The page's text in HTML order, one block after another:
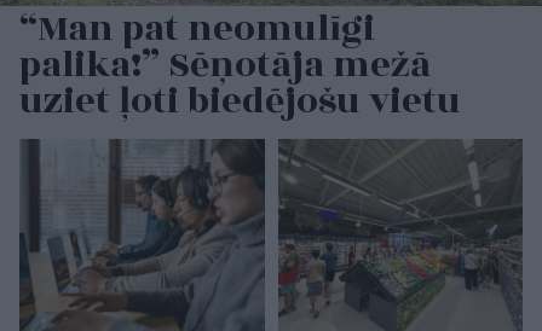
“Man pat neomulīgi
palika!” Sēņotāja mežā
uziet ļoti biedējošu vietu